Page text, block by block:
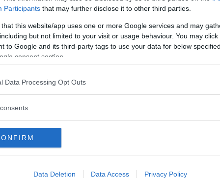
Participants that may further disclose it to other third parties.
that this website/app uses one or more Google services and may
but not limited to your visit or usage behaviour. You may
to Google and its third-party tags to use your data for below
consent section.
Data Processing Opt Outs
Data Deletion Data Access Privacy Policy
medlem
För att läsa vidare behöver du bli Premium-